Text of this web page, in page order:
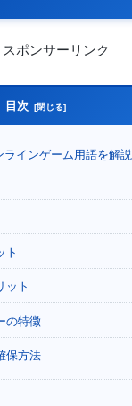
スポンサーリンク
目次
インゲーム用語を解説
ト
ット
の特徴
保方法